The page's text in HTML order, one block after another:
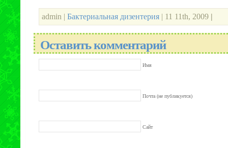
admin | Бактериальная дизентерия | 11 11th, 2009 |
Оставить комментарий
Имя
Почта (не публикуется)
Сайт